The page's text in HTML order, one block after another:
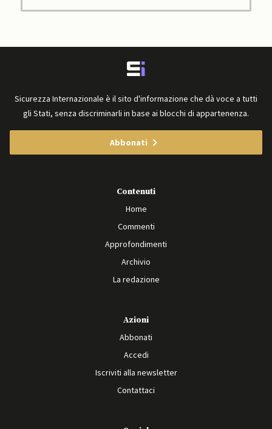
Sicurezza Internazionale è il sito d'informazione che dà voce a tutti
gli Stati, senza discriminarli in base ai blocchi di appartenenza.
Abbonati
Contenuti
Home
Commenti
Approfondimenti
Archivio
La redazione
Azioni
Abbonati
Accedi
Iscriviti alla newsletter
Contattaci